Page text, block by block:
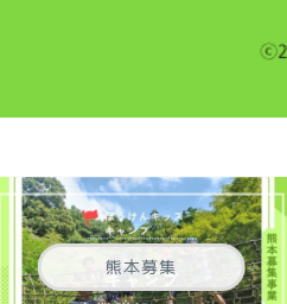
熊本募集